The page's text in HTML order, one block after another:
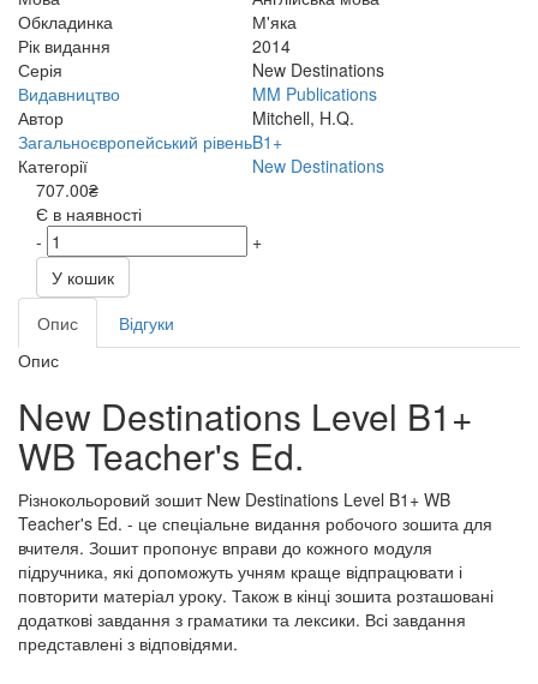
Обкладинка
М'яка
Рік видання
2014
Серія
New Destinations
Видавництво
MM Publications
Автор
Mitchell, H.Q.
Загальноєвропейський рівеньB1+
Категорії
New Destinations
707.00₴
Є в наявності
-
+
У кошик
Опис
Відгуки
Опис
New Destinations Level B1+
WB Teacher's Ed.
Різнокольоровий зошит New Destinations Level B1+ WB
Teacher's Ed. - це спеціальне видання робочого зошита для
вчителя. Зошит пропонує вправи до кожного модуля
підручника, які допоможуть учням краще відпрацювати і
повторити матеріал уроку. Також в кінці зошита розташовані
додаткові завдання з граматики та лексики. Всі завдання
представлені з відповідями.